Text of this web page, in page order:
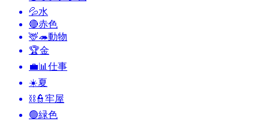
💦水
🔴赤色
🦌🦔動物
🏆金
💼📊 仕事
☀️夏
⛓️👮牢屋
🟢緑色